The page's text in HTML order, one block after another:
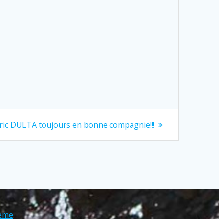
DULTA toujours en bonne compagnie!!!
.